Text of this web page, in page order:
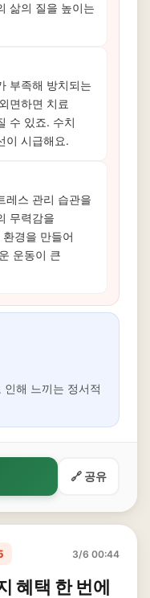
삶의 질을 높이는
부족해 방치되는
면하면 치료
수 있죠. 수치
이 시급해요.
레스 관리 습관을
무력감을
경을 만들어
운동이 큰
해 느끼는 정서적
🔗 공유
3/6 00:44
혜택 한 번에